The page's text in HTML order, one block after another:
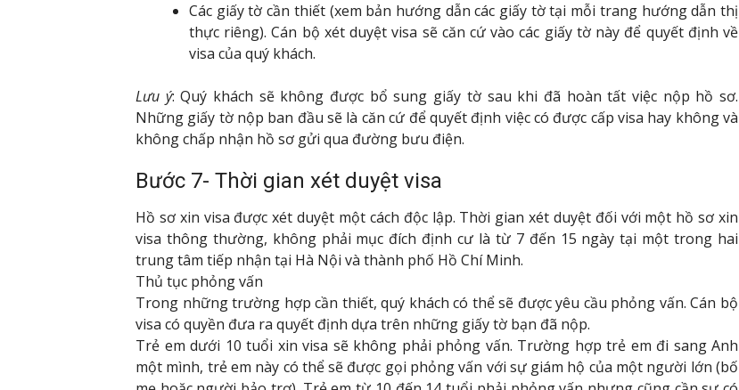
Các giấy tờ cần thiết (xem bản hướng dẫn các giấy tờ tại mỗi trang hướng dẫn thị
thực riêng). Cán bộ xét duyệt visa sẽ căn cứ vào các giấy tờ này để quyết định về
visa của quý khách.
Lưu ý: Quý khách sẽ không được bổ sung giấy tờ sau khi đã hoàn tất việc nộp hồ sơ.
Những giấy tờ nộp ban đầu sẽ là căn cứ để quyết định việc có được cấp visa hay không và
không chấp nhận hồ sơ gửi qua đường bưu điện.
Bước 7- Thời gian xét duyệt visa
Hồ sơ xin visa được xét duyệt một cách độc lập. Thời gian xét duyệt đối với một hồ sơ xin
visa thông thường, không phải mục đích định cư là từ 7 đến 15 ngày tại một trong hai
trung tâm tiếp nhận tại Hà Nội và thành phố Hồ Chí Minh.
Thủ tục phỏng vấn
Trong những trường hợp cần thiết, quý khách có thể sẽ được yêu cầu phỏng vấn. Cán bộ
visa có quyền đưa ra quyết định dựa trên những giấy tờ bạn đã nộp.
Trẻ em dưới 10 tuổi xin visa sẽ không phải phỏng vấn. Trường hợp trẻ em đi sang Anh
một mình, trẻ em này có thể sẽ được gọi phỏng vấn với sự giám hộ của một người lớn (bố